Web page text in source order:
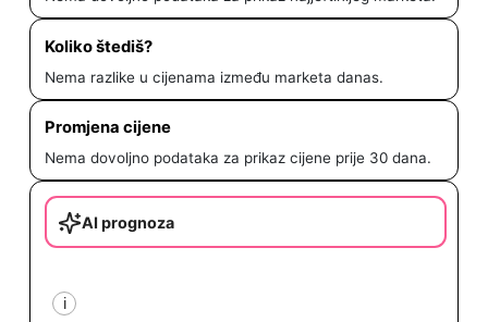
Koliko štediš?
Nema razlike u cijenama između marketa danas.
Promjena cijene
Nema dovoljno podataka za prikaz cijene prije 30 dana.
AI prognoza
i